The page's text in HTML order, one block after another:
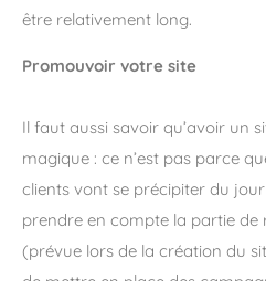
être relativement long.
Promouvoir votre site
Il faut aussi savoir qu’avoir un
magique : ce n’est pas parce
clients vont se précipiter du
prendre en compte la partie de
(prévue lors de la création du